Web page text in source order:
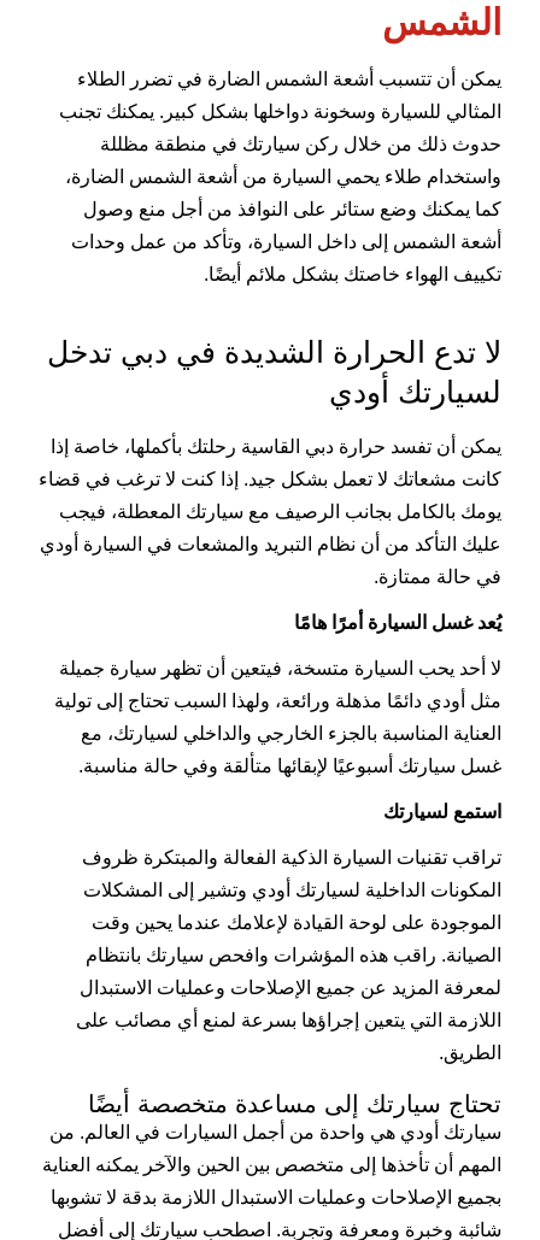
الشمس
يمكن أن تتسبب أشعة الشمس الضارة في تضرر الطلاء
المثالي للسيارة وسخونة دواخلها بشكل كبير. يمكنك تجنب
حدوث ذلك من خلال ركن سيارتك في منطقة مظللة
واستخدام طلاء يحمي السيارة من أشعة الشمس الضارة،
كما يمكنك وضع ستائر على النوافذ من أجل منع وصول
أشعة الشمس إلى داخل السيارة، وتأكد من عمل وحدات
تكييف الهواء خاصتك بشكل ملائم أيضًا.
لا تدع الحرارة الشديدة في دبي تدخل
لسيارتك أودي
يمكن أن تفسد حرارة دبي القاسية رحلتك بأكملها، خاصة إذا
كانت مشعاتك لا تعمل بشكل جيد. إذا كنت لا ترغب في قضاء
يومك بالكامل بجانب الرصيف مع سيارتك المعطلة، فيجب
عليك التأكد من أن نظام التبريد والمشعات في السيارة أودي
في حالة ممتازة.
يُعد غسل السيارة أمرًا هامًا
لا أحد يحب السيارة متسخة، فيتعين أن تظهر سيارة جميلة
مثل أودي دائمًا مذهلة ورائعة، ولهذا السبب تحتاج إلى تولية
العناية المناسبة بالجزء الخارجي والداخلي لسيارتك، مع
غسل سيارتك أسبوعيًا لإبقائها متألقة وفي حالة مناسبة.
استمع لسيارتك
تراقب تقنيات السيارة الذكية الفعالة والمبتكرة ظروف
المكونات الداخلية لسيارتك أودي وتشير إلى المشكلات
الموجودة على لوحة القيادة لإعلامك عندما يحين وقت
الصيانة. راقب هذه المؤشرات وافحص سيارتك بانتظام
لمعرفة المزيد عن جميع الإصلاحات وعمليات الاستبدال
اللازمة التي يتعين إجراؤها بسرعة لمنع أي مصائب على
الطريق.
تحتاج سيارتك إلى مساعدة متخصصة أيضًا
سيارتك أودي هي واحدة من أجمل السيارات في العالم. من
المهم أن تأخذها إلى متخصص بين الحين والآخر يمكنه العناية
بجميع الإصلاحات وعمليات الاستبدال اللازمة بدقة لا تشوبها
شائبة وخبرة ومعرفة وتجربة. اصطحب سيارتك إلى أفضل